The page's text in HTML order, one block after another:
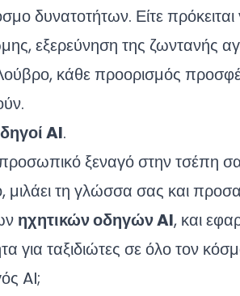
δυνατοτήτων. Είτε
εξερεύνηση της ζωντανής
κάθε προορισμός
AI.
ξεναγό στην τσέπη
τη γλώσσα σας και
ηχητικών οδηγών AI, και
για ταξιδιώτες σε όλο τον
AI;